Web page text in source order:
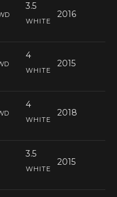
3.5
2016
WHITE
4
2015
WHITE
4
2018
WHITE
3.5
2015
WHITE